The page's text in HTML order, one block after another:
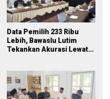
Data Pemilih 233 Ribu
Lebih, Bawaslu Lutim
Tekankan Akurasi Lewat